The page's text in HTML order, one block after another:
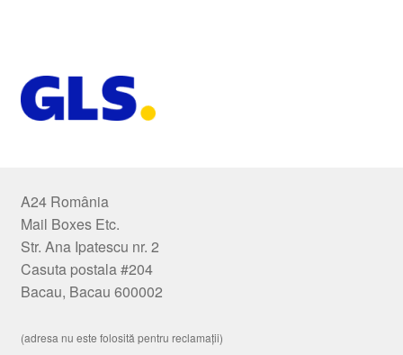
A24 România
Mail Boxes Etc.
Str. Ana Ipatescu nr. 2
Casuta postala #204
Bacau, Bacau 600002
(adresa nu este folosită pentru reclamații)